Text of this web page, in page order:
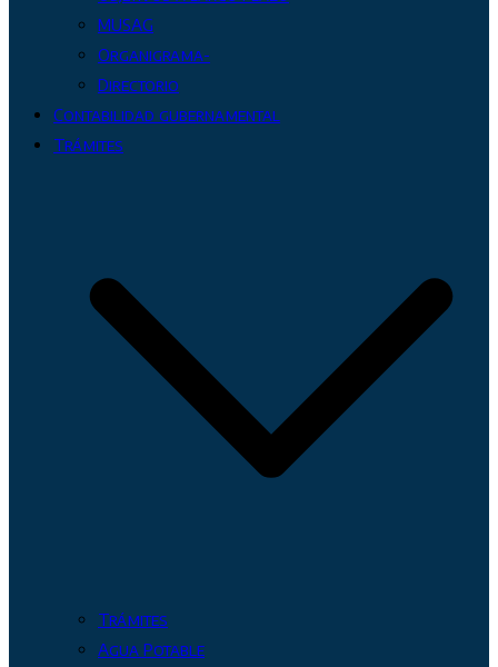
MUSAG
Organigrama-
Directorio
Contabilidad gubernamental
Trámites
Trámites
Agua Potable